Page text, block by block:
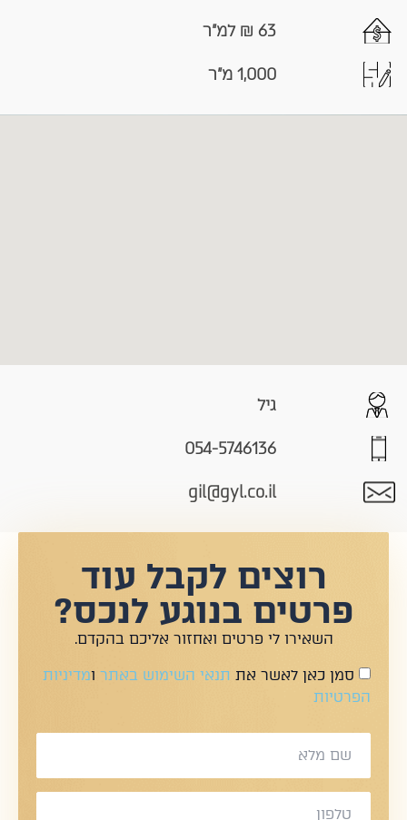
63 ₪ למ"ר
1,000 מ"ר
גיל
054-5746136
gil@gyl.co.il
רוצים לקבל עוד
פרטים בנוגע לנכס?
השאירו לי פרטים ואחזור אליכם בהקדם.
סמן כאן לאשר את תנאי השימוש באתר ומדיניות
הפרטיות